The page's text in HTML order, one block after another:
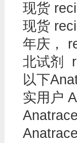
现货
现货
年庆，
北试剂
以下
实用户